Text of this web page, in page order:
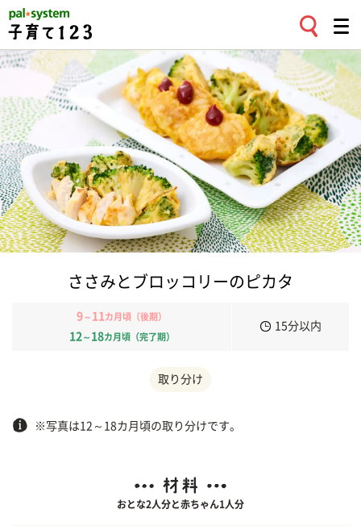
ささみとブロッコリーのピカタ
9～ 11 カ月頃（後期）
12 ～ 18カ月頃（完了期）
15分以内
取り分け
※写真は12～18カ月頃の取り分けです。
おとな2人分と赤ちゃん1人分